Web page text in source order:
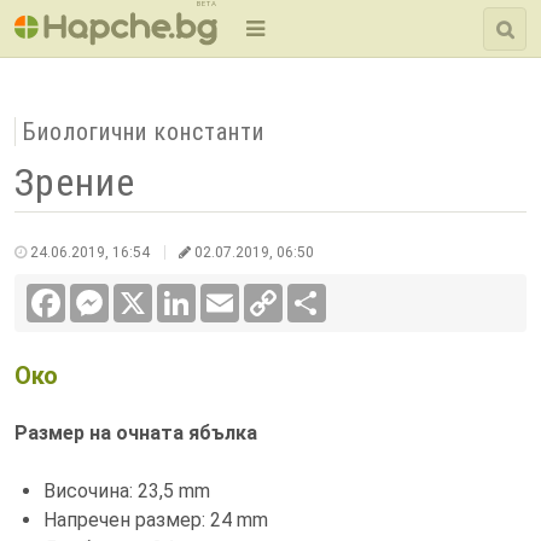
BETA
Биологични константи
Зрение
24.06.2019, 16:54 02.07.2019, 06:50
FacebookMessenger LinkedInEmail
Copy
Link
Око
Размер на очната ябълка
Височина: 23,5 mm
Напречен размер: 24 mm